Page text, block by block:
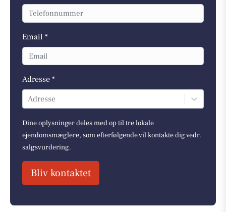
Email *
Adresse *
Adresse
Dine oplysninger deles med op til tre lokale
ejendomsmæglere, som efterfølgende vil kontakte dig vedr.
salgsvurdering.
Bliv kontaktet